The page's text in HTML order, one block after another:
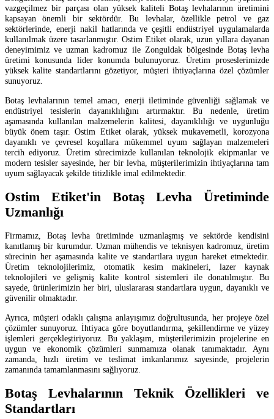
vazgeçilmez bir parçası olan yüksek kaliteli Botaş levhalarının üretimini
kapsayan önemli bir sektördür. Bu levhalar, özellikle petrol ve gaz
sektörlerinde, enerji nakil hatlarında ve çeşitli endüstriyel uygulamalarda
kullanılmak üzere tasarlanmıştır. Ostim Etiket olarak, uzun yıllara dayanan
deneyimimiz ve uzman kadromuz ile Zonguldak bölgesinde Botaş levha
üretimi konusunda lider konumda bulunuyoruz. Üretim proseslerimizde
yüksek kalite standartlarını gözetiyor, müşteri ihtiyaçlarına özel çözümler
sunuyoruz.
Botaş levhalarının temel amacı, enerji iletiminde güvenliği sağlamak ve
endüstriyel tesislerin dayanıklılığını artırmaktır. Bu nedenle, üretim
aşamasında kullanılan malzemelerin kalitesi, dayanıklılığı ve uygunluğu
büyük önem taşır. Ostim Etiket olarak, yüksek mukavemetli, korozyona
dayanıklı ve çevresel koşullara mükemmel uyum sağlayan malzemeleri
tercih ediyoruz. Üretim sürecimizde kullanılan teknolojik ekipmanlar ve
modern tesisler sayesinde, her bir levha, müşterilerimizin ihtiyaçlarına tam
uyum sağlayacak şekilde titizlikle imal edilmektedir.
Ostim Etiket'in Botaş Levha Üretiminde
Uzmanlığı
Firmamız, Botaş levha üretiminde uzmanlaşmış ve sektörde kendisini
kanıtlamış bir kurumdur. Uzman mühendis ve teknisyen kadromuz, üretim
sürecinin her aşamasında kalite ve standartlara uygun hareket etmektedir.
Üretim teknolojilerimiz, otomatik kesim makineleri, lazer kaynak
teknolojileri ve gelişmiş kalite kontrol sistemleri ile donatılmıştır. Bu
sayede, ürünlerimizin her biri, uluslararası standartlara uygun, dayanıklı ve
güvenilir olmaktadır.
Ayrıca, müşteri odaklı çalışma anlayışımız doğrultusunda, her projeye özel
çözümler sunuyoruz. İhtiyaca göre boyutlandırma, şekillendirme ve yüzey
işlemleri gerçekleştiriyoruz. Bu yaklaşım, müşterilerimizin projelerine en
uygun ve ekonomik çözümleri sunmamıza olanak tanımaktadır. Aynı
zamanda, hızlı üretim ve teslimat imkanlarımız sayesinde, projelerin
zamanında tamamlanmasını sağlıyoruz.
Botaş Levhalarının Teknik Özellikleri ve
Standartları